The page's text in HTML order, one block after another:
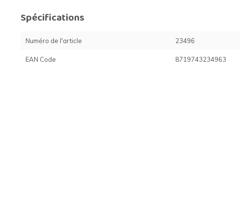
Spécifications
Numéro de l'article 23496
EAN Code 8719743234963